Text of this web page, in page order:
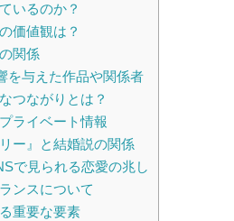
いるのか？
価値観は？
関係
を与えた作品や関係者
つながりとは？
ライベート情報
ー』と結婚説の関係
で見られる恋愛の兆し
ンスについて
重要な要素